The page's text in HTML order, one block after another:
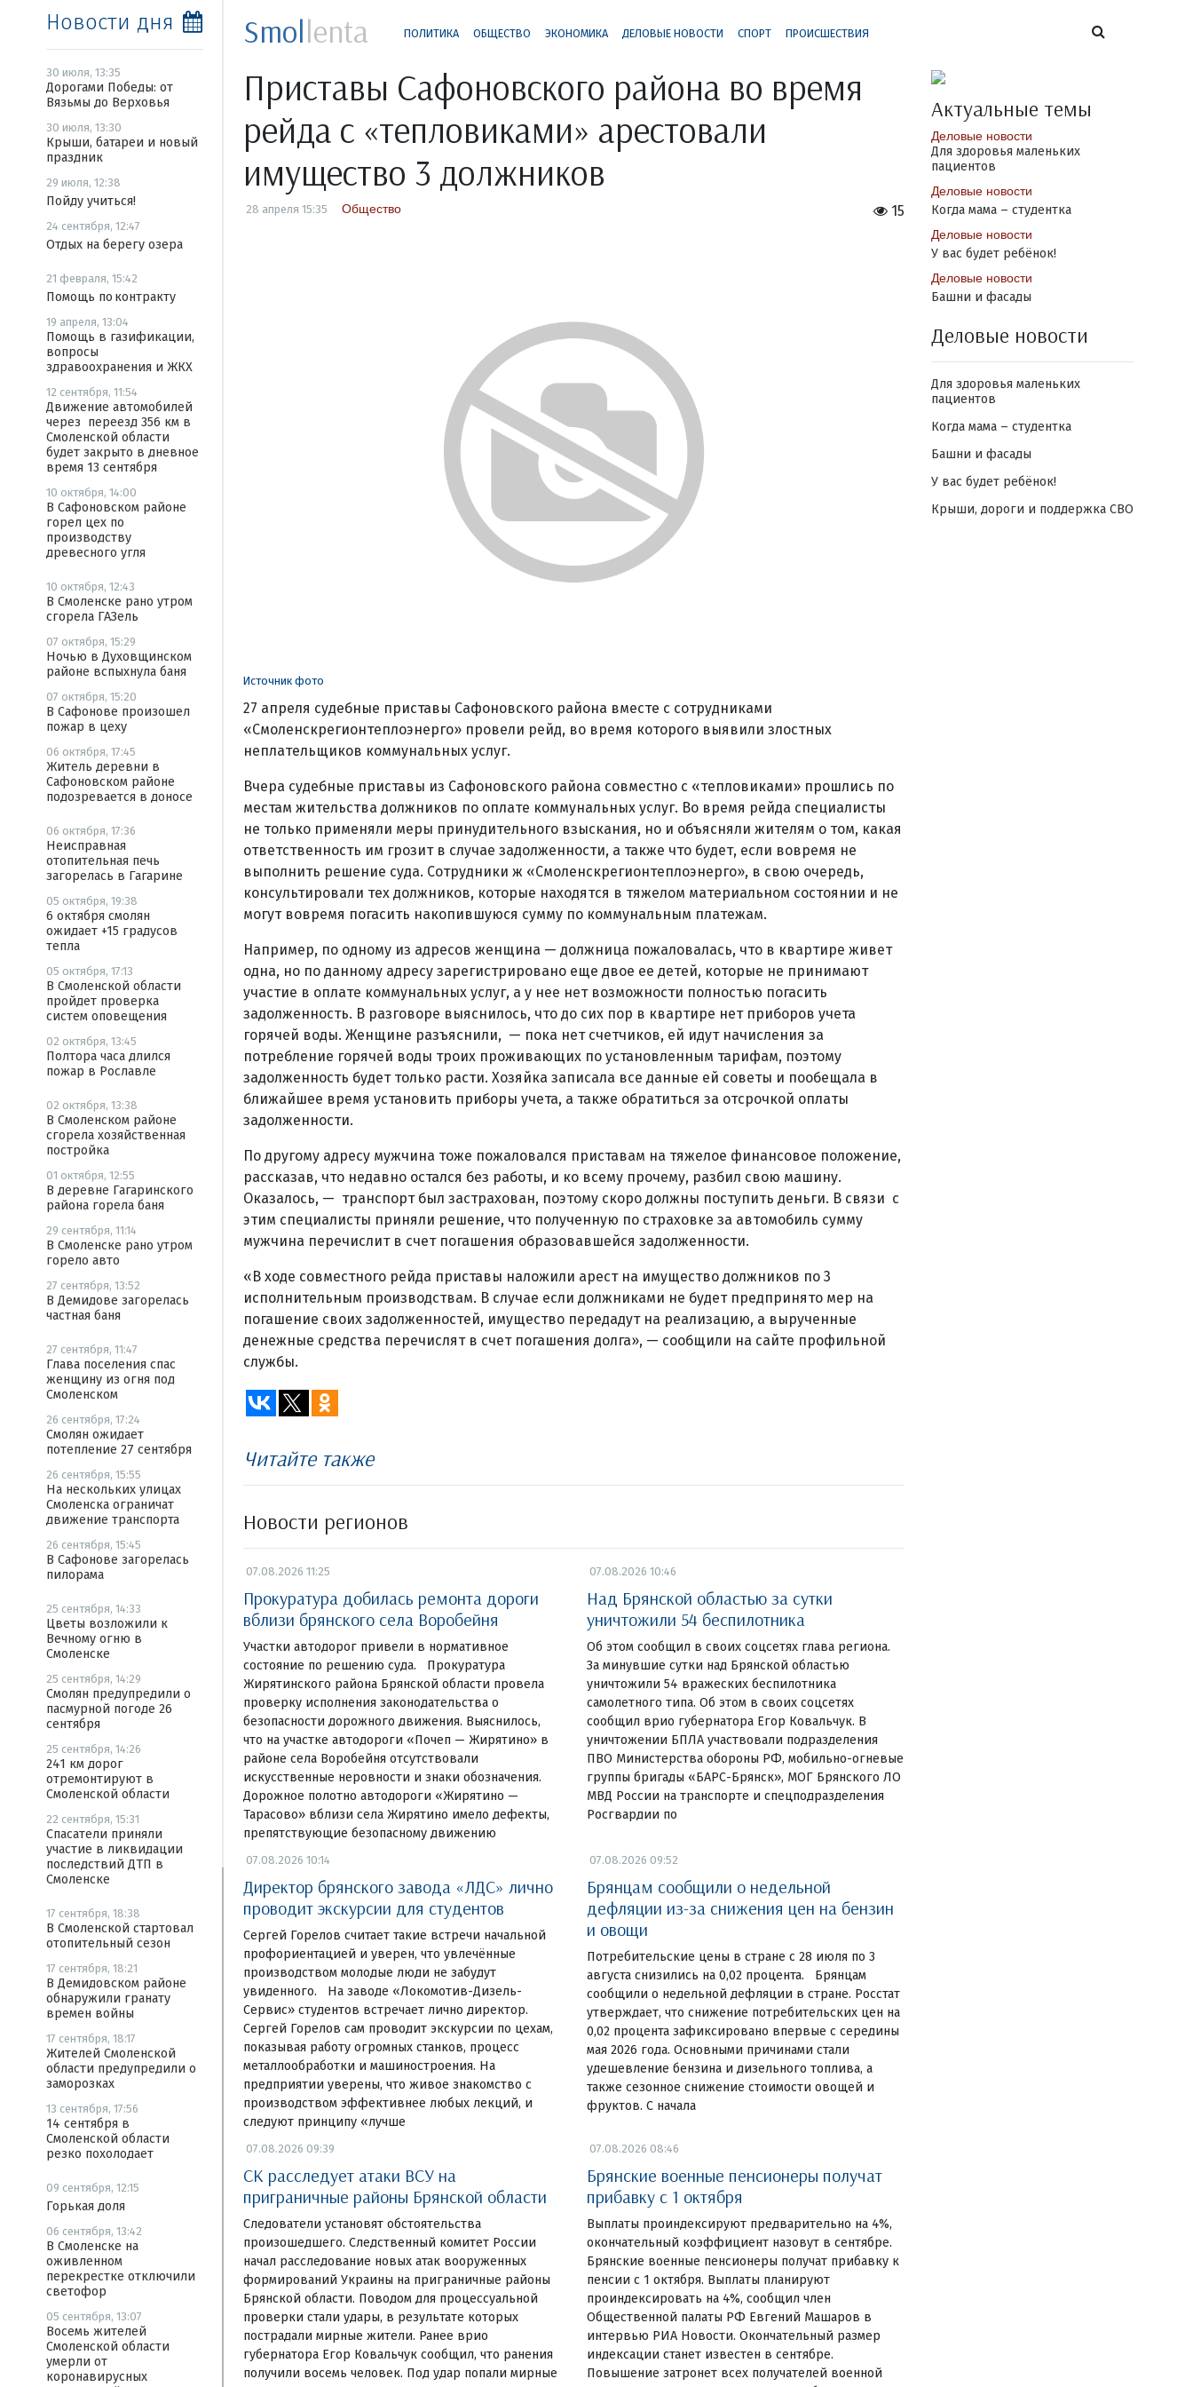
Новости дня
30 июля, 13:35
Дорогами Победы: от
Вязьмы до Верховья
30 июля, 13:30
Крыши, батареи и новый
праздник
29 июля, 12:38
Пойду учиться!
24 сентября, 12:47
Отдых на берегу озера
21 февраля, 15:42
Помощь по контракту
19 апреля, 13:04
Помощь в газификации,
вопросы
здравоохранения и ЖКХ
12 сентября, 11:54
Движение автомобилей
через переезд 356 км в
Смоленской области
будет закрыто в дневное
время 13 сентября
10 октября, 14:00
В Сафоновском районе
горел цех по
производству
древесного угля
10 октября, 12:43
В Смоленске рано утром
сгорела ГАЗель
07 октября, 15:29
Ночью в Духовщинском
районе вспыхнула баня
07 октября, 15:20
В Сафонове произошел
пожар в цеху
06 октября, 17:45
Житель деревни в
Сафоновском районе
подозревается в доносе
06 октября, 17:36
Неисправная
отопительная печь
загорелась в Гагарине
05 октября, 19:38
6 октября смолян
ожидает +15 градусов
тепла
05 октября, 17:13
В Смоленской области
пройдет проверка
систем оповещения
02 октября, 13:45
Полтора часа длился
пожар в Рославле
02 октября, 13:38
В Смоленском районе
сгорела хозяйственная
постройка
01 октября, 12:55
В деревне Гагаринского
района горела баня
29 сентября, 11:14
В Смоленске рано утром
горело авто
27 сентября, 13:52
В Демидове загорелась
частная баня
27 сентября, 11:47
Глава поселения спас
женщину из огня под
Смоленском
26 сентября, 17:24
Смолян ожидает
потепление 27 сентября
26 сентября, 15:55
На нескольких улицах
Смоленска ограничат
движение транспорта
26 сентября, 15:45
В Сафонове загорелась
пилорама
25 сентября, 14:33
Цветы возложили к
Вечному огню в
Смоленске
25 сентября, 14:29
Смолян предупредили о
пасмурной погоде 26
сентября
25 сентября, 14:26
241 км дорог
отремонтируют в
Смоленской области
22 сентября, 15:31
Спасатели приняли
участие в ликвидации
последствий ДТП в
Смоленске
17 сентября, 18:38
В Смоленской стартовал
отопительный сезон
17 сентября, 18:21
В Демидовском районе
обнаружили гранату
времен войны
17 сентября, 18:17
Жителей Смоленской
области предупредили о
заморозках
13 сентября, 17:56
14 сентября в
Смоленской области
резко похолодает
09 сентября, 12:15
Горькая доля
06 сентября, 13:42
В Смоленске на
оживленном
перекрестке отключили
светофор
05 сентября, 13:07
Восемь жителей
Смоленской области
умерли от
коронавирусных
Smollenta ПОЛИТИКА ОБЩЕСТВО ЭКОНОМИКА ДЕЛОВЫЕ НОВОСТИ СПОРТ ПРОИСШЕСТВИЯ
Приставы Сафоновского района во время
рейда с «тепловиками» арестовали
имущество 3 должников
15
28 апреля 15:35 Общество
Источник фото
27 апреля судебные приставы Сафоновского района вместе с сотрудниками
«Смоленскрегионтеплоэнерго» провели рейд, во время которого выявили злостных
неплательщиков коммунальных услуг.
Вчера судебные приставы из Сафоновского района совместно с «тепловиками» прошлись по
местам жительства должников по оплате коммунальных услуг. Во время рейда специалисты
не только применяли меры принудительного взыскания, но и объясняли жителям о том, какая
ответственность им грозит в случае задолженности, а также что будет, если вовремя не
выполнить решение суда. Сотрудники ж «Смоленскрегионтеплоэнерго», в свою очередь,
консультировали тех должников, которые находятся в тяжелом материальном состоянии и не
могут вовремя погасить накопившуюся сумму по коммунальным платежам.
Например, по одному из адресов женщина — должница пожаловалась, что в квартире живет
одна, но по данному адресу зарегистрировано еще двое ее детей, которые не принимают
участие в оплате коммунальных услуг, а у нее нет возможности полностью погасить
задолженность. В разговоре выяснилось, что до сих пор в квартире нет приборов учета
горячей воды. Женщине разъяснили, — пока нет счетчиков, ей идут начисления за
потребление горячей воды троих проживающих по установленным тарифам, поэтому
задолженность будет только расти. Хозяйка записала все данные ей советы и пообещала в
ближайшее время установить приборы учета, а также обратиться за отсрочкой оплаты
задолженности.
По другому адресу мужчина тоже пожаловался приставам на тяжелое финансовое положение,
рассказав, что недавно остался без работы, и ко всему прочему, разбил свою машину.
Оказалось, — транспорт был застрахован, поэтому скоро должны поступить деньги. В связи с
этим специалисты приняли решение, что полученную по страховке за автомобиль сумму
мужчина перечислит в счет погашения образовавшейся задолженности.
«В ходе совместного рейда приставы наложили арест на имущество должников по 3
исполнительным производствам. В случае если должниками не будет предпринято мер на
погашение своих задолженностей, имущество передадут на реализацию, а вырученные
денежные средства перечислят в счет погашения долга», — сообщили на сайте профильной
службы.
Читайте также
Новости регионов
07.08.2026 11:25
Прокуратура добилась ремонта дороги
вблизи брянского села Воробейня
Участки автодорог привели в нормативное
состояние по решению суда. Прокуратура
Жирятинского района Брянской области провела
проверку исполнения законодательства о
безопасности дорожного движения. Выяснилось,
что на участке автодороги «Почеп — Жирятино» в
районе села Воробейня отсутствовали
искусственные неровности и знаки обозначения.
Дорожное полотно автодороги «Жирятино —
Тарасово» вблизи села Жирятино имело дефекты,
препятствующие безопасному движению
07.08.2026 10:46
Над Брянской областью за сутки
уничтожили 54 беспилотника
Об этом сообщил в своих соцсетях глава региона.
За минувшие сутки над Брянской областью
уничтожили 54 вражеских беспилотника
самолетного типа. Об этом в своих соцсетях
сообщил врио губернатора Егор Ковальчук. В
уничтожении БПЛА участвовали подразделения
ПВО Министерства обороны РФ, мобильно-огневые
группы бригады «БАРС-Брянск», МОГ Брянского ЛО
МВД России на транспорте и спецподразделения
Росгвардии по
07.08.2026 10:14
Директор брянского завода «ЛДС» лично
проводит экскурсии для студентов
Сергей Горелов считает такие встречи начальной
профориентацией и уверен, что увлечённые
производством молодые люди не забудут
увиденного. На заводе «Локомотив-Дизель-
Сервис» студентов встречает лично директор.
Сергей Горелов сам проводит экскурсии по цехам,
показывая работу огромных станков, процесс
металлообработки и машиностроения. На
предприятии уверены, что живое знакомство с
производством эффективнее любых лекций, и
следуют принципу «лучше
07.08.2026 09:52
Брянцам сообщили о недельной
дефляции из-за снижения цен на бензин
и овощи
Потребительские цены в стране с 28 июля по 3
августа снизились на 0,02 процента. Брянцам
сообщили о недельной дефляции в стране. Росстат
утверждает, что снижение потребительских цен на
0,02 процента зафиксировано впервые с середины
мая 2026 года. Основными причинами стали
удешевление бензина и дизельного топлива, а
также сезонное снижение стоимости овощей и
фруктов. С начала
07.08.2026 09:39
СК расследует атаки ВСУ на
приграничные районы Брянской области
Следователи установят обстоятельства
произошедшего. Следственный комитет России
начал расследование новых атак вооруженных
формирований Украины на приграничные районы
Брянской области. Поводом для процессуальной
проверки стали удары, в результате которых
пострадали мирные жители. Ранее врио
губернатора Егор Ковальчук сообщил, что ранения
получили восемь человек. Под удар попали мирные
07.08.2026 08:46
Брянские военные пенсионеры получат
прибавку с 1 октября
Выплаты проиндексируют предварительно на 4%,
окончательный коэффициент назовут в сентябре.
Брянские военные пенсионеры получат прибавку к
пенсии с 1 октября. Выплаты планируют
проиндексировать на 4%, сообщил член
Общественной палаты РФ Евгений Машаров в
интервью РИА Новости. Окончательный размер
индексации станет известен в сентябре.
Повышение затронет всех получателей военной
Актуальные темы
Деловые новости
Для здоровья маленьких
пациентов
Деловые новости
Когда мама – студентка
Деловые новости
У вас будет ребёнок!
Деловые новости
Башни и фасады
Деловые новости
Для здоровья маленьких
пациентов
Когда мама – студентка
Башни и фасады
У вас будет ребёнок!
Крыши, дороги и поддержка СВО